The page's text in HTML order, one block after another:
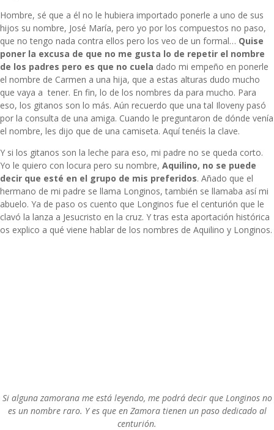
Hombre, sé que a él no le hubiera importado ponerle a uno de sus
hijos su nombre, José María, pero yo por los compuestos no paso,
que no tengo nada contra ellos pero los veo de un formal… Quise
poner la excusa de que no me gusta lo de repetir el nombre
de los padres pero es que no cuela dado mi empeño en ponerle
el nombre de Carmen a una hija, que a estas alturas dudo mucho
que vaya a tener. En fin, lo de los nombres da para mucho. Para
eso, los gitanos son lo más. Aún recuerdo que una tal Iloveny pasó
por la consulta de una amiga. Cuando le preguntaron de dónde venía
el nombre, les dijo que de una camiseta. Aquí tenéis la clave.
Y si los gitanos son la leche para eso, mi padre no se queda corto.
Yo le quiero con locura pero su nombre, Aquilino, no se puede
decir que esté en el grupo de mis preferidos. Añado que el
hermano de mi padre se llama Longinos, también se llamaba así mi
abuelo. Ya de paso os cuento que Longinos fue el centurión que le
clavó la lanza a Jesucristo en la cruz. Y tras esta aportación histórica
os explico a qué viene hablar de los nombres de Aquilino y Longinos.
Si alguna zamorana me está leyendo, me podrá decir que Longinos no
es un nombre raro. Y es que en Zamora tienen un paso dedicado al
centurión.